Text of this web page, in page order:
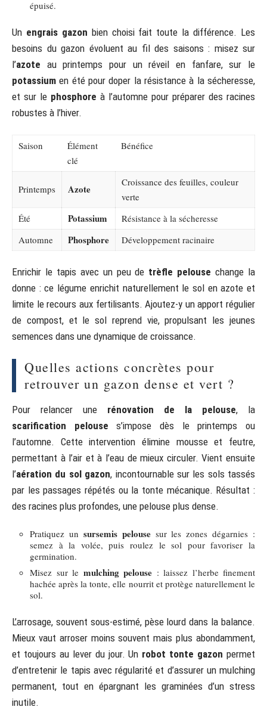
épuisé.
Un engrais gazon bien choisi fait toute la différence. Les
besoins du gazon évoluent au fil des saisons : misez sur
l’azote au printemps pour un réveil en fanfare, sur le
potassium en été pour doper la résistance à la sécheresse,
et sur le phosphore à l’automne pour préparer des racines
robustes à l’hiver.
Saison
Élément
clé
Bénéfice
Printemps Azote
Croissance des feuilles, couleur
verte
Été
Potassium
Résistance à la sécheresse
Automne
Phosphore Développement racinaire
Enrichir le tapis avec un peu de trèfle pelouse change la
donne : ce légume enrichit naturellement le sol en azote et
limite le recours aux fertilisants. Ajoutez-y un apport régulier
de compost, et le sol reprend vie, propulsant les jeunes
semences dans une dynamique de croissance.
Quelles actions concrètes pour
retrouver un gazon dense et vert ?
Pour relancer une rénovation de la pelouse, la
scarification pelouse s’impose dès le printemps ou
l’automne. Cette intervention élimine mousse et feutre,
permettant à l’air et à l’eau de mieux circuler. Vient ensuite
l’aération du sol gazon, incontournable sur les sols tassés
par les passages répétés ou la tonte mécanique. Résultat :
des racines plus profondes, une pelouse plus dense.
Pratiquez un sursemis pelousesur les zones dégarnies :
semez à la volée, puis roulez le sol pour favoriser la
germination.
Misez sur le mulching pelouse : laissez l’herbe finement
hachée après la tonte, elle nourrit et protège naturellement le
sol.
L’arrosage, souvent sous-estimé, pèse lourd dans la balance.
Mieux vaut arroser moins souvent mais plus abondamment,
et toujours au lever du jour. Un robot tonte gazon permet
d’entretenir le tapis avec régularité et d’assurer un mulching
permanent, tout en épargnant les graminées d’un stress
inutile.